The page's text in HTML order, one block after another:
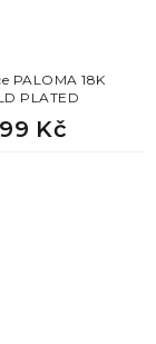
PALOMA 18K
PLATED
Kč